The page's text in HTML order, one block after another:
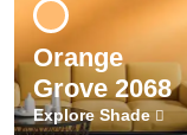
Orange
Grove 2068
Explore Shade